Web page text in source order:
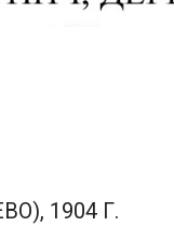
1904 Г.